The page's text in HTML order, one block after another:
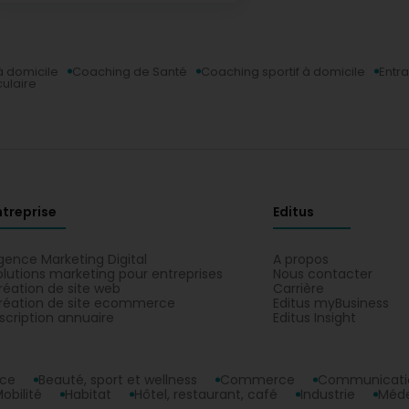
domicile Coaching de Santé Coaching sportif à domicile
Marketing Digital
marketing pour entreprises
de site web
de site ecommerce
annuaire
Editus
A propos
Nous contacter
Carrière
Editus myBusiness
Editus Insight
Beauté, sport et wellness Commerce
Habitat Hôtel, restaurant, café Industrie